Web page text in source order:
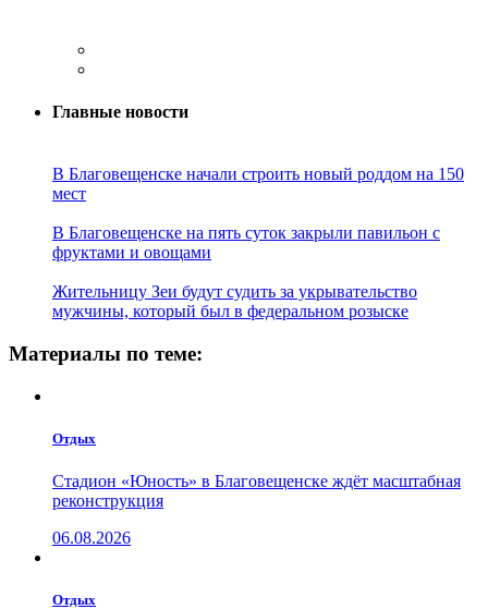
Главные новости
В Благовещенске начали строить новый роддом на 150
мест
В Благовещенске на пять суток закрыли павильон с
фруктами и овощами
Жительницу Зеи будут судить за укрывательство
мужчины, который был в федеральном розыске
Материалы по теме:
Отдых
Стадион «Юность» в Благовещенске ждёт масштабная
реконструкция
06.08.2026
Отдых